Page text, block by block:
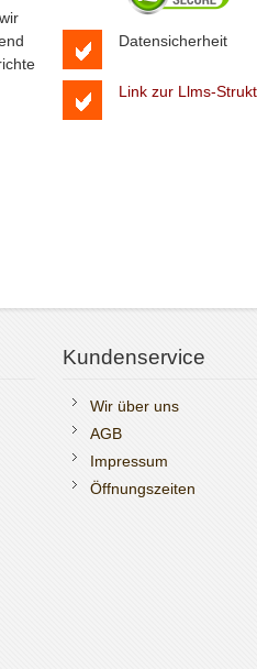
Datensicherheit
Link zur Llms-
Kundenservice
Wir über uns
AGB
Impressum
Öffnungszeiten